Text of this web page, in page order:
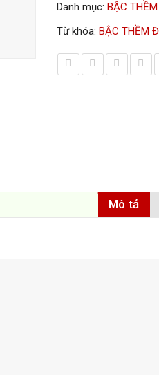
Danh mục: BẬC
Từ khóa: BẬC THỀM
Mô tả